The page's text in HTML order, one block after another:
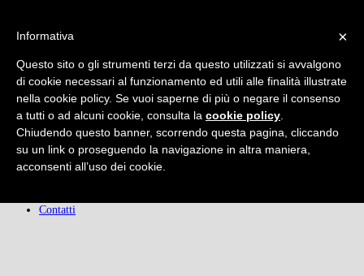
Home
Prodotti
Rifacimenti
Promozioni
Servizio Clienti
Servizio di Qualità
Consigli del Tappezziere
Il Rivestimento
Accessori
I Prezzi
Contatti
×
Informativa
Questo sito o gli strumenti terzi da questo utilizzati si avvalgono
di cookie necessari al funzionamento ed utili alle finalità illustrate
nella cookie policy. Se vuoi saperne di più o negare il consenso
a tutti o ad alcuni cookie, consulta la cookie policy
Chiudendo questo banner, scorrendo questa pagina, cliccando
su un link o proseguendo la navigazione in altra maniera,
acconsenti all’uso dei cookie.